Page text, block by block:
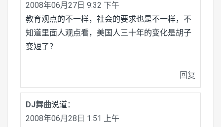
2008年06月27日 9:32 下午
教育观点的不一样，社会的要求也是不一样，不
知道里面人观点看，美国人三十年的变化是胡子
变短了？
回复
DJ舞曲说道：
2008年06月28日 1:51 上午